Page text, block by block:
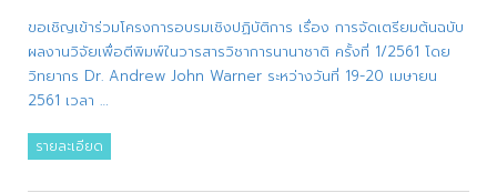
ขอเชิญเข้าร่วมโครงการอบรมเชิงปฏิบัติการ เรื่อง การจัดเตรียมต้นฉบับ
ผลงานวิจัยเพื่อตีพิมพ์ในวารสารวิชาการนานาชาติ ครั้งที่ 1/2561 โดย
วิทยากร Dr. Andrew John Warner ระหว่างวันที่ 19-20 เมษายน
2561 เวลา …
รายละเอียด